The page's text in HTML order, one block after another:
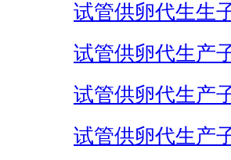
试管供卵代生生
试管供卵代生产
试管供卵代生产
试管供卵代生产